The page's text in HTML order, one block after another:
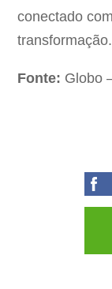
conectado
transformação.
Fonte: Globo